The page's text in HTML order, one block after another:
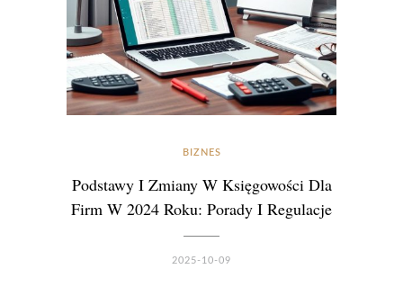
BIZNES
Podstawy I Zmiany W Księgowości Dla
Firm W 2024 Roku: Porady I Regulacje
2025-10-09